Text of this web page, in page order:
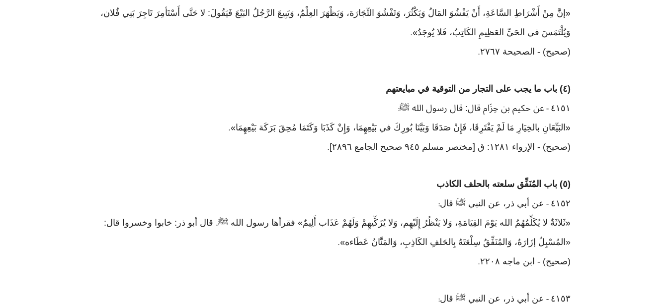
« إنَّ مِنْ أَشْرَاطِ السَّاعَةِ، أَنْ يَفْشُوَ المَالُ وَيَكْثُرَ، وَتَفْشُوَ التِّجَارَة، وَيَظْهَرَ العِلْمُ، وَيَبِيعَ الرَّجُلُ البَيْعَ فَيَقُولَ: لا حَتَّى أَسْتَأمِرَ تَاجِرَ بَنِي فُلان،
وَيُلْتَمَسَ في الحَيِّ العَظِيمِ الكَاتِبُ، فَلا يُوجَدُ».
(صحيح) - الصحيحة ٢٧٦٧ .
(٤) باب ما يجب على التجار من التوقية في مبايعتهم
٤١٥١ - عن حكيم بن حِزَام قال: قال رسول الله ﷺ:
« البَيِّعَانِ بالخِيَارِ مَا لَمْ يَفْتَرِقَا، فَإِنْ صَدَقَا وَبَيَّنَا بُورِكَ في بَيْعِهِمَا، وَإِنْ كَذَبَا وَكَتَمَا مُحِقَ بَرَكَة بَيْعِهِمَا».
(صحيح) - الإرواء ١٢٨١: ق [مختصر مسلم ٩٤٥ صحيح الجامع ٢٨٩٦] .
(٥) باب المُنَفِّق سلعته بالحلف الكاذب
٤١٥٢ - عن أبي ذر، عن النبي ﷺ قال:
«ثَلاثَةٌ لا يُكَلِّمُهُمُ الله يَوْمَ القِيَامَةِ، وَلا يَنْظُرُ إِلَيْهِم، وَلا يُزَكِّيهِمْ وَلَهُمْ عَذَاب أَلِيمٌ» فقرأها رسول الله ﷺ. قال أبو ذر: خابوا وخسروا قال:
«المُسْبِلُ إزَارَهُ، وَالمُنَفِّقُ سِلْعَتَهُ بِالحَلفِ الكَاذِبِ، وَالمَنَّانُ عَطَاءه».
(صحيح) - ابن ماجه ٢٢٠٨ .
٤١٥٣ - عن أبي ذر، عن النبي ﷺ قال: